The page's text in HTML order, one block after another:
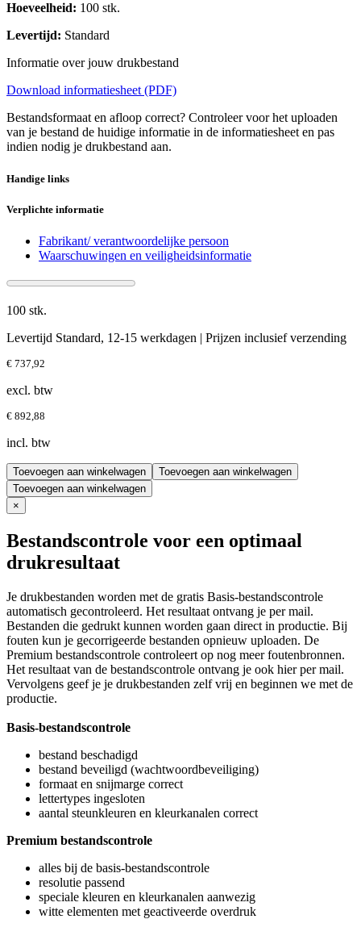
Hoeveelheid: 100 stk.
Levertijd: Standard
Informatie over jouw drukbestand
Download informatiesheet (PDF)
Bestandsformaat en afloop correct? Controleer voor het uploaden
van je bestand de huidige informatie in de informatiesheet en pas
indien nodig je drukbestand aan.
Handige links
Verplichte informatie
Fabrikant/ verantwoordelijke persoon
Waarschuwingen en veiligheidsinformatie
100 stk.
Levertijd Standard, 12-15 werkdagen | Prijzen inclusief verzending
€ 737,92
excl. btw
€ 892,88
incl. btw
Toevoegen aan winkelwagen
Toevoegen aan winkelwagen
Toevoegen aan winkelwagen
×
Bestandscontrole voor een optimaal
drukresultaat
Je drukbestanden worden met de gratis Basis-bestandscontrole
automatisch gecontroleerd. Het resultaat ontvang je per mail.
Bestanden die gedrukt kunnen worden gaan direct in productie. Bij
fouten kun je gecorrigeerde bestanden opnieuw uploaden. De
Premium bestandscontrole controleert op nog meer foutenbronnen.
Het resultaat van de bestandscontrole ontvang je ook hier per mail.
Vervolgens geef je je drukbestanden zelf vrij en beginnen we met de
productie.
Basis-bestandscontrole
bestand beschadigd
bestand beveiligd (wachtwoordbeveiliging)
formaat en snijmarge correct
lettertypes ingesloten
aantal steunkleuren en kleurkanalen correct
Premium bestandscontrole
alles bij de basis-bestandscontrole
resolutie passend
speciale kleuren en kleurkanalen aanwezig
witte elementen met geactiveerde overdruk